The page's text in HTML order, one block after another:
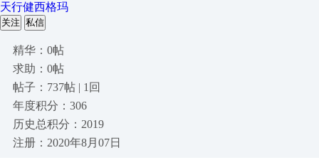
天行健西格玛
关注 私信
精华：0帖
求助：0帖
帖子：737帖 | 1回
年度积分：306
历史总积分：2019
注册：2020年8月07日